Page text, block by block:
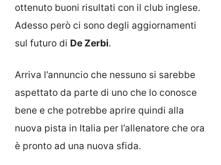
ottenuto buoni risultati con il club inglese.
Adesso però ci sono degli aggiornamenti
sul futuro di De Zerbi.
Arriva l’annuncio che nessuno si sarebbe
aspettato da parte di uno che lo conosce
bene e che potrebbe aprire quindi alla
nuova pista in Italia per l’allenatore che ora
è pronto ad una nuova sfida.